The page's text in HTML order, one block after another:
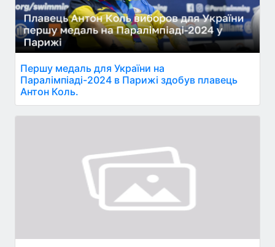
Першу медаль для України на
Паралімпіаді-2024 в Парижі здобув плавець
Антон Коль.